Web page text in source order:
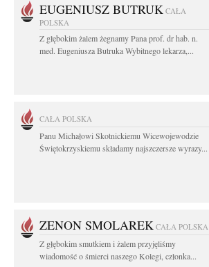
EUGENIUSZ BUTRUK CAŁA
POLSKA
Z głębokim żalem żegnamy Pana prof. dr hab. n.
med. Eugeniusza Butruka Wybitnego lekarza,...
CAŁA POLSKA
Panu Michałowi Skotnickiemu Wicewojewodzie
Świętokrzyskiemu składamy najszczersze wyrazy...
ZENON SMOLAREK CAŁA POLSKA
Z głębokim smutkiem i żalem przyjęliśmy
wiadomość o śmierci naszego Kolegi, członka...